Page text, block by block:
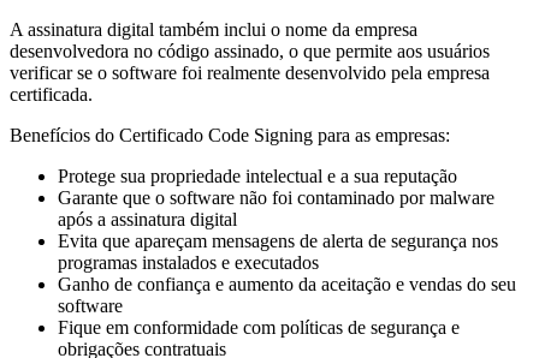
A assinatura digital também inclui o nome da empresa
desenvolvedora no código assinado, o que permite aos usuários
verificar se o software foi realmente desenvolvido pela empresa
certificada.
Benefícios do Certificado Code Signing para as empresas:
Protege sua propriedade intelectual e a sua reputação
Garante que o software não foi contaminado por malware
após a assinatura digital
Evita que apareçam mensagens de alerta de segurança nos
programas instalados e executados
Ganho de confiança e aumento da aceitação e vendas do seu
software
Fique em conformidade com políticas de segurança e
obrigações contratuais